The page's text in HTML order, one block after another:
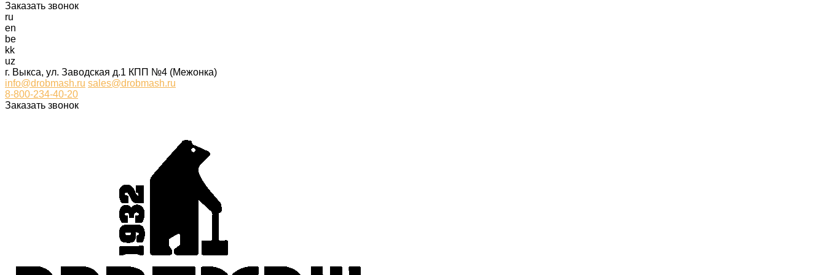
Заказать звонок
ru
en
be
kk
uz
г. Выкса, ул. Заводская д.1 КПП №4 (Межонка)
info@drobmash.ru sales@drobmash.ru
8-800-234-40-20
Заказать звонок